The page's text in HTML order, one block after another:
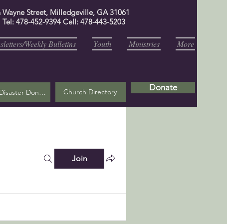
Street, Milledgeville, GA 31061
478-452-9394 Cell: 478-443-5203
Weekly Bulletins Youth Ministries More
Helene Disaster Donation Church Directory Donate
Join